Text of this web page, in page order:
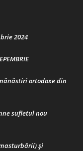
2024
ortodoxe din
sufletul nou
şi